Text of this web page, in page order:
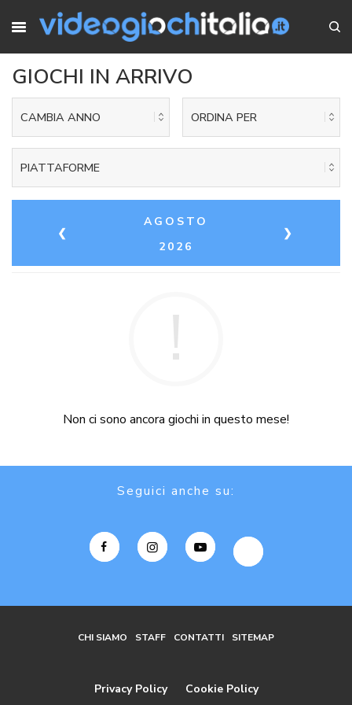
GIOCHI IN ARRIVO
CAMBIA ANNO ORDINA PER
PIATTAFORME
❮ ❯
AGOSTO
2026
Non ci sono ancora giochi in questo mese!
Seguici anche su:
CHI SIAMO STAFF CONTATTI SITEMAP
Privacy Policy Cookie Policy